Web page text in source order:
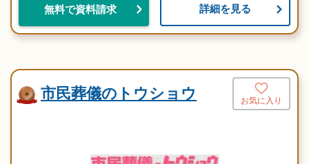
無料で資料請求 詳細を見る
市民葬儀のトウショウ お気に入り